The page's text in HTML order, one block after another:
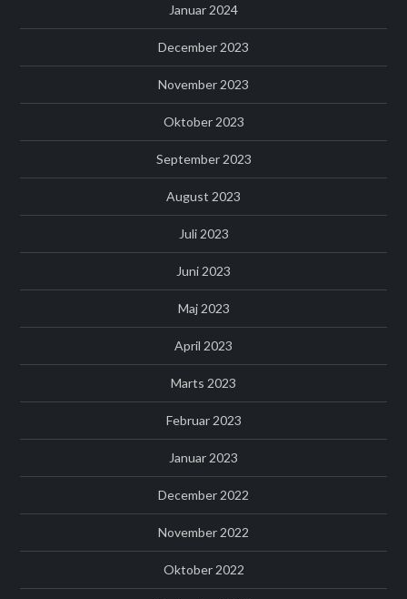
Januar 2024
December 2023
November 2023
Oktober 2023
September 2023
August 2023
Juli 2023
Juni 2023
Maj 2023
April 2023
Marts 2023
Februar 2023
Januar 2023
December 2022
November 2022
Oktober 2022